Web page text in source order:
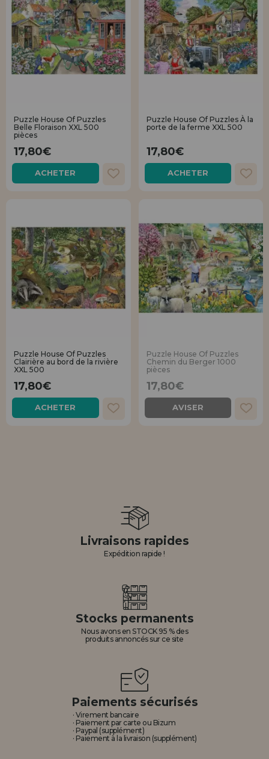
Puzzle House Of Puzzles
Belle Floraison XXL 500
pièces
17,80€
ACHETER
Puzzle House Of Puzzles À la
porte de la ferme XXL 500
17,80€
ACHETER
Puzzle House Of Puzzles
Clairière au bord de la rivière
XXL 500
17,80€
ACHETER
Puzzle House Of Puzzles
Chemin du Berger 1000
pièces
17,80€
AVISER
Livraisons rapides
Expédition rapide !
Stocks permanents
Nous avons en STOCK 95 % des
produits annoncés sur ce site
Paiements sécurisés
· Virement bancaire
· Paiement par carte ou Bizum
· Paypal (supplément)
· Paiement à la livraison (supplément)